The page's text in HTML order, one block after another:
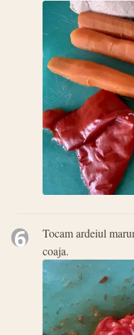
6
Tocam ardeiul
coaja.